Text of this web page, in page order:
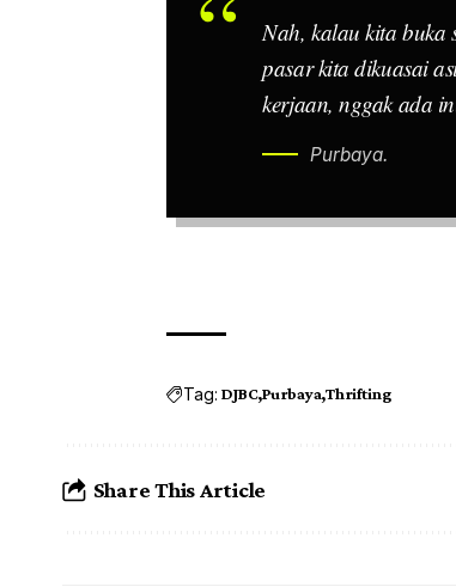
Nah, kalau kita buka
pasar kita dikuasai
kerjaan, nggak ada
Purbaya.
Tag: DJBC Purbaya Thrifting
Share This Article